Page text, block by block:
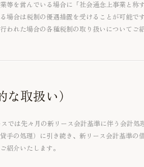
等を営んでいる場合に「社会通念上事業と称
場合は税制の優遇措置を受けることが可能で
われた場合の各種税制の取り扱いについてご
取扱い）
では先々月の新リース会計基準に伴う会計処
手の処理）に引き続き、新リース会計基準の
紹介いたします。